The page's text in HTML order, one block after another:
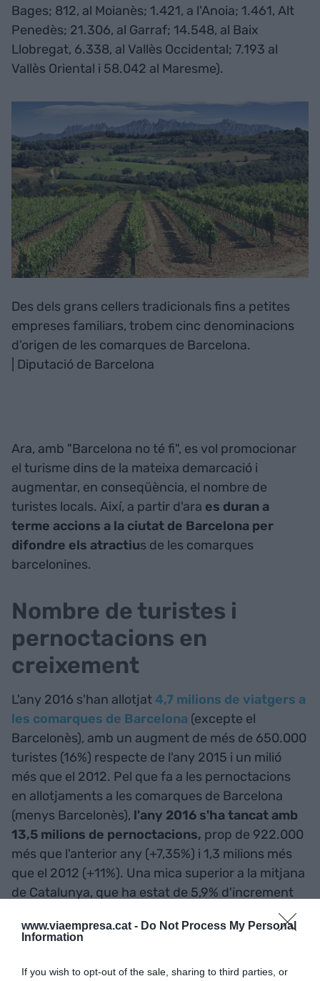
www.viaempresa.cat - Do Not Process My Personal
Information
If you wish to opt-out of the sale, sharing to third parties, or
Bages; 812, al Moianès; 1.421, a l'Anoia; 1.461, Alt
Penedès; 21.306, al Garraf; 14.548, al Baix
Llobregat, 6.338, al Vallès Occidental; 7.193 al
Vallès Oriental i 58.042 al Maresme).
Des dels grans cellers tradicionals fins a petites
empreses familiars, trobem cinc denominacions
d'origen de les comarques de Barcelona.
| Diputació de Barcelona
Ara, amb "Barcelona no té fi", es vol promocionar
el turisme dins de la mateixa demarcació i
augmentar, en conseqüència, el nombre de
turistes locals. Així, a partir d'ara es duran a
terme accions a la ciutat de Barcelona per
difondre els atractius de les comarques
barcelonines.
Nombre de turistes i
pernoctacions en
creixement
L'any 2016 s'han allotjat4,7 milions de viatgers a
les comarques de Barcelona (excepte el
Barcelonès), amb un augment de més de 650.000
turistes (16%) respecte de l'any 2015 i un milió
més que el 2012. Pel que fa a les pernoctacions
en allotjaments a les comarques de Barcelona
(menys Barcelonès), l'any 2016 s'ha tancat amb
13,5 milions de pernoctacions, prop de 922.000
més que l'anterior any (+7,35%) i 1,3 milions més
que el 2012 (+11%). Una mica superior a la mitjana
de Catalunya, que ha estat de 5,9% d'increment